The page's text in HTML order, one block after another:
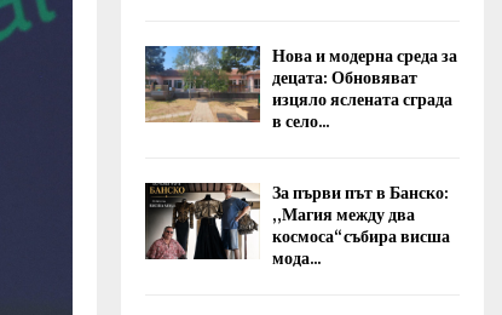
Нова и модерна среда за
децата: Обновяват
изцяло яслената сграда
в село...
За първи път в Банско:
„Магия между два
космоса“ събира висша
мода...